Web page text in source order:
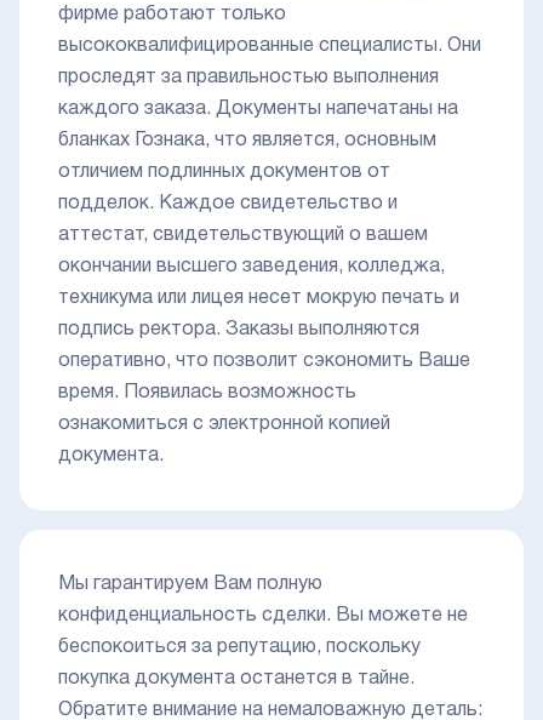
фирме работают только
высококвалифицированные специалисты. Они
проследят за правильностью выполнения
каждого заказа. Документы напечатаны на
бланках Гознака, что является, основным
отличием подлинных документов от
подделок. Каждое свидетельство и
аттестат, свидетельствующий о вашем
окончании высшего заведения, колледжа,
техникума или лицея несет мокрую печать и
подпись ректора. Заказы выполняются
оперативно, что позволит сэкономить Ваше
время. Появилась возможность
ознакомиться с электронной копией
документа.
Мы гарантируем Вам полную
конфиденциальность сделки. Вы можете не
беспокоиться за репутацию, поскольку
покупка документа останется в тайне.
Обратите внимание на немаловажную деталь: